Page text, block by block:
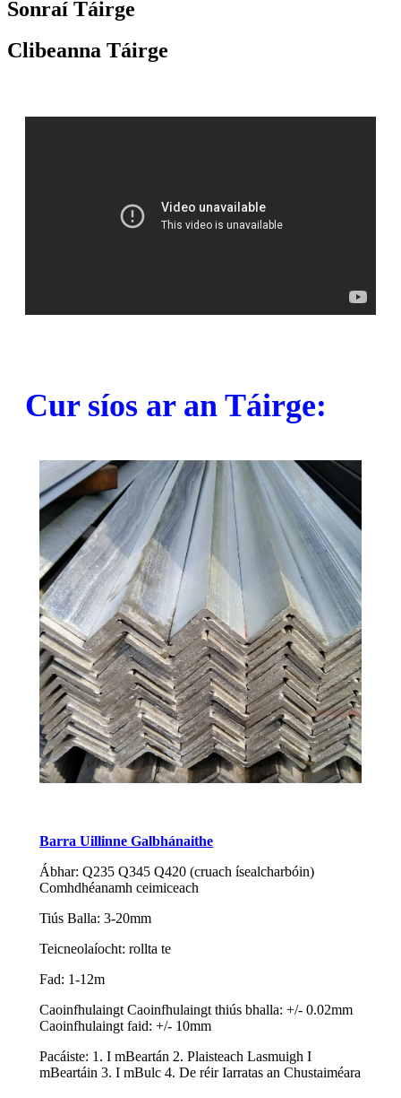
Sonraí Táirge
Clibeanna Táirge
Cur síos ar an Táirge:
Barra Uillinne Galbhánaithe
Ábhar: Q235 Q345 Q420 (cruach ísealcharbóin)
Comhdhéanamh ceimiceach
Tiús Balla: 3-20mm
Teicneolaíocht: rollta te
Fad: 1-12m
Caoinfhulaingt Caoinfhulaingt thiús bhalla: +/- 0.02mm
Caoinfhulaingt faid: +/- 10mm
Pacáiste: 1. I mBeartán 2. Plaisteach Lasmuigh I
mBeartáin 3. I mBulc 4. De réir Iarratas an Chustaiméara